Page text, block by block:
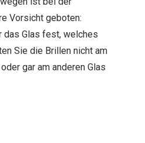
Vorsicht geboten:
das Glas fest, welches
Sie die Brillen nicht am
gar am anderen Glas